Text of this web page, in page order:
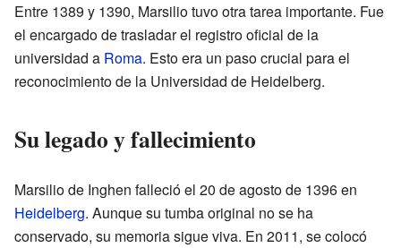
Entre 1389 y 1390, Marsilio tuvo otra tarea importante. Fue
el encargado de trasladar el registro oficial de la
universidad a Roma. Esto era un paso crucial para el
reconocimiento de la Universidad de Heidelberg.
Su legado y fallecimiento
Marsilio de Inghen falleció el 20 de agosto de 1396 en
Heidelberg. Aunque su tumba original no se ha
conservado, su memoria sigue viva. En 2011, se colocó